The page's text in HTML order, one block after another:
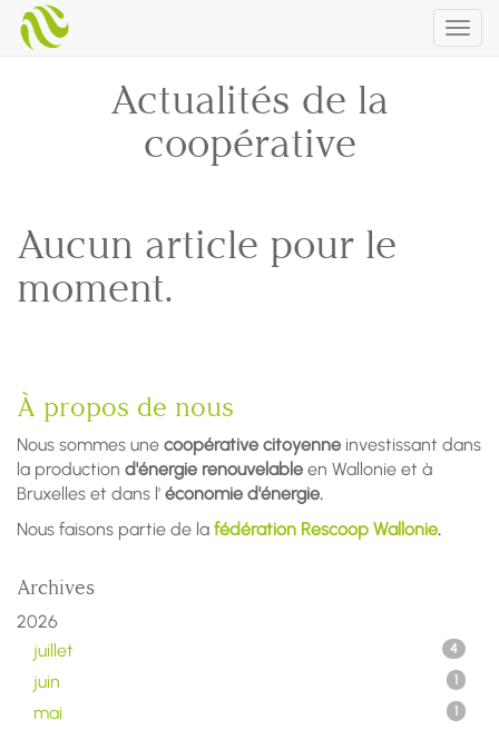
Actualités de la
coopérative
Aucun article pour le
moment.
À propos de nous
Nous sommes une coopérative citoyenne investissant dans
la production d'énergie renouvelable en Wallonie et à
Bruxelles et dans l' économie d'énergie.
Nous faisons partie de la fédération Rescoop Wallonie.
Archives
2026
juillet
4
juin 1
mai 1